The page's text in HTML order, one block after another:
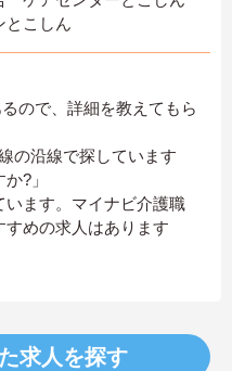
とこしん
ので、詳細を教えてもら
の沿線で探しています
?」
います。マイナビ介護職
めの求人はあります
求人を探す